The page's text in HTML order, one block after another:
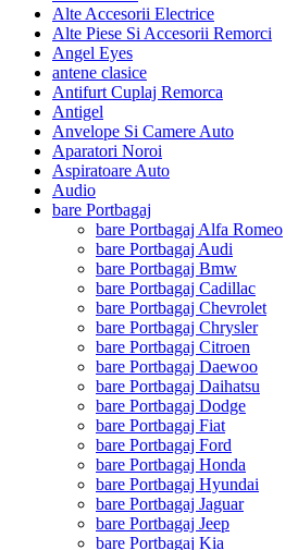
Alte Accesorii Electrice
Alte Piese Si Accesorii Remorci
Angel Eyes
antene clasice
Antifurt Cuplaj Remorca
Antigel
Anvelope Si Camere Auto
Aparatori Noroi
Aspiratoare Auto
Audio
bare Portbagaj
bare Portbagaj Alfa Romeo
bare Portbagaj Audi
bare Portbagaj Bmw
bare Portbagaj Cadillac
bare Portbagaj Chevrolet
bare Portbagaj Chrysler
bare Portbagaj Citroen
bare Portbagaj Daewoo
bare Portbagaj Daihatsu
bare Portbagaj Dodge
bare Portbagaj Fiat
bare Portbagaj Ford
bare Portbagaj Honda
bare Portbagaj Hyundai
bare Portbagaj Jaguar
bare Portbagaj Jeep
bare Portbagaj Kia